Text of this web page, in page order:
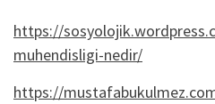
https://
muhendisligi-nedir/
https://